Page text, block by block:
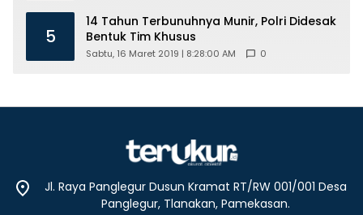
5
14 Tahun Terbunuhnya Munir, Polri Didesak
Bentuk Tim Khusus
Sabtu, 16 Maret 2019 | 8:28:00 AM 0
Jl. Raya Panglegur Dusun Kramat RT/RW 001/001 Desa
Panglegur, Tlanakan, Pamekasan.